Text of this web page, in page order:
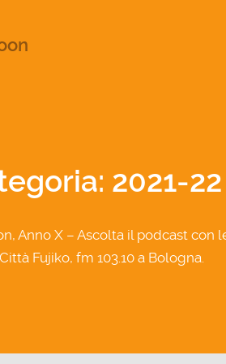
2021-22
Anno X – Ascolta il podcast con
Fujiko, fm 103.10 a Bologna.